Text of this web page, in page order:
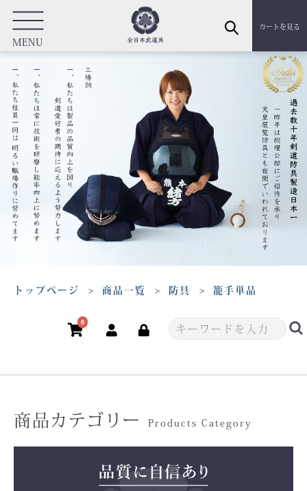
MENU
カートを見る
トップページ 商品一覧 防具 籠手単品
0
商品カテゴリー Products Category